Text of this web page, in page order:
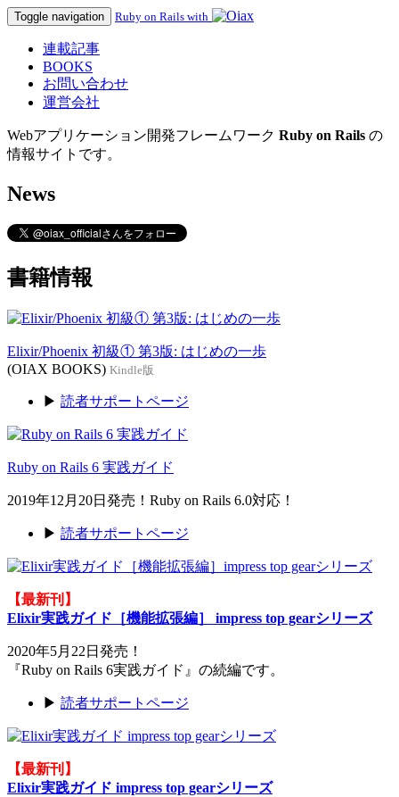
Toggle navigation Ruby on Rails with
連載記事
BOOKS
お問い合わせ
運営会社
Webアプリケーション開発フレームワーク Ruby on Rails の
情報サイトです。
News
書籍情報
Elixir/Phoenix 初級① 第3版: はじめの一歩
(OIAX BOOKS) Kindle版
▶ 読者サポートページ
Ruby on Rails 6 実践ガイド
2019年12月20日発売！Ruby on Rails 6.0対応！
▶ 読者サポートページ
【最新刊】
Elixir実践ガイド［機能拡張編］ impress top gearシリーズ
2020年5月22日発売！
『Ruby on Rails 6実践ガイド』の続編です。
▶ 読者サポートページ
【最新刊】
Elixir実践ガイド impress top gearシリーズ